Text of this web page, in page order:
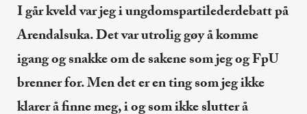
I går kveld var jeg i ungdomspartilederdebatt på
Arendalsuka. Det var utrolig gøy å komme
igang og snakke om de sakene som jeg og FpU
brenner for. Men det er en ting som jeg ikke
klarer å finne meg, i og som ikke slutter å